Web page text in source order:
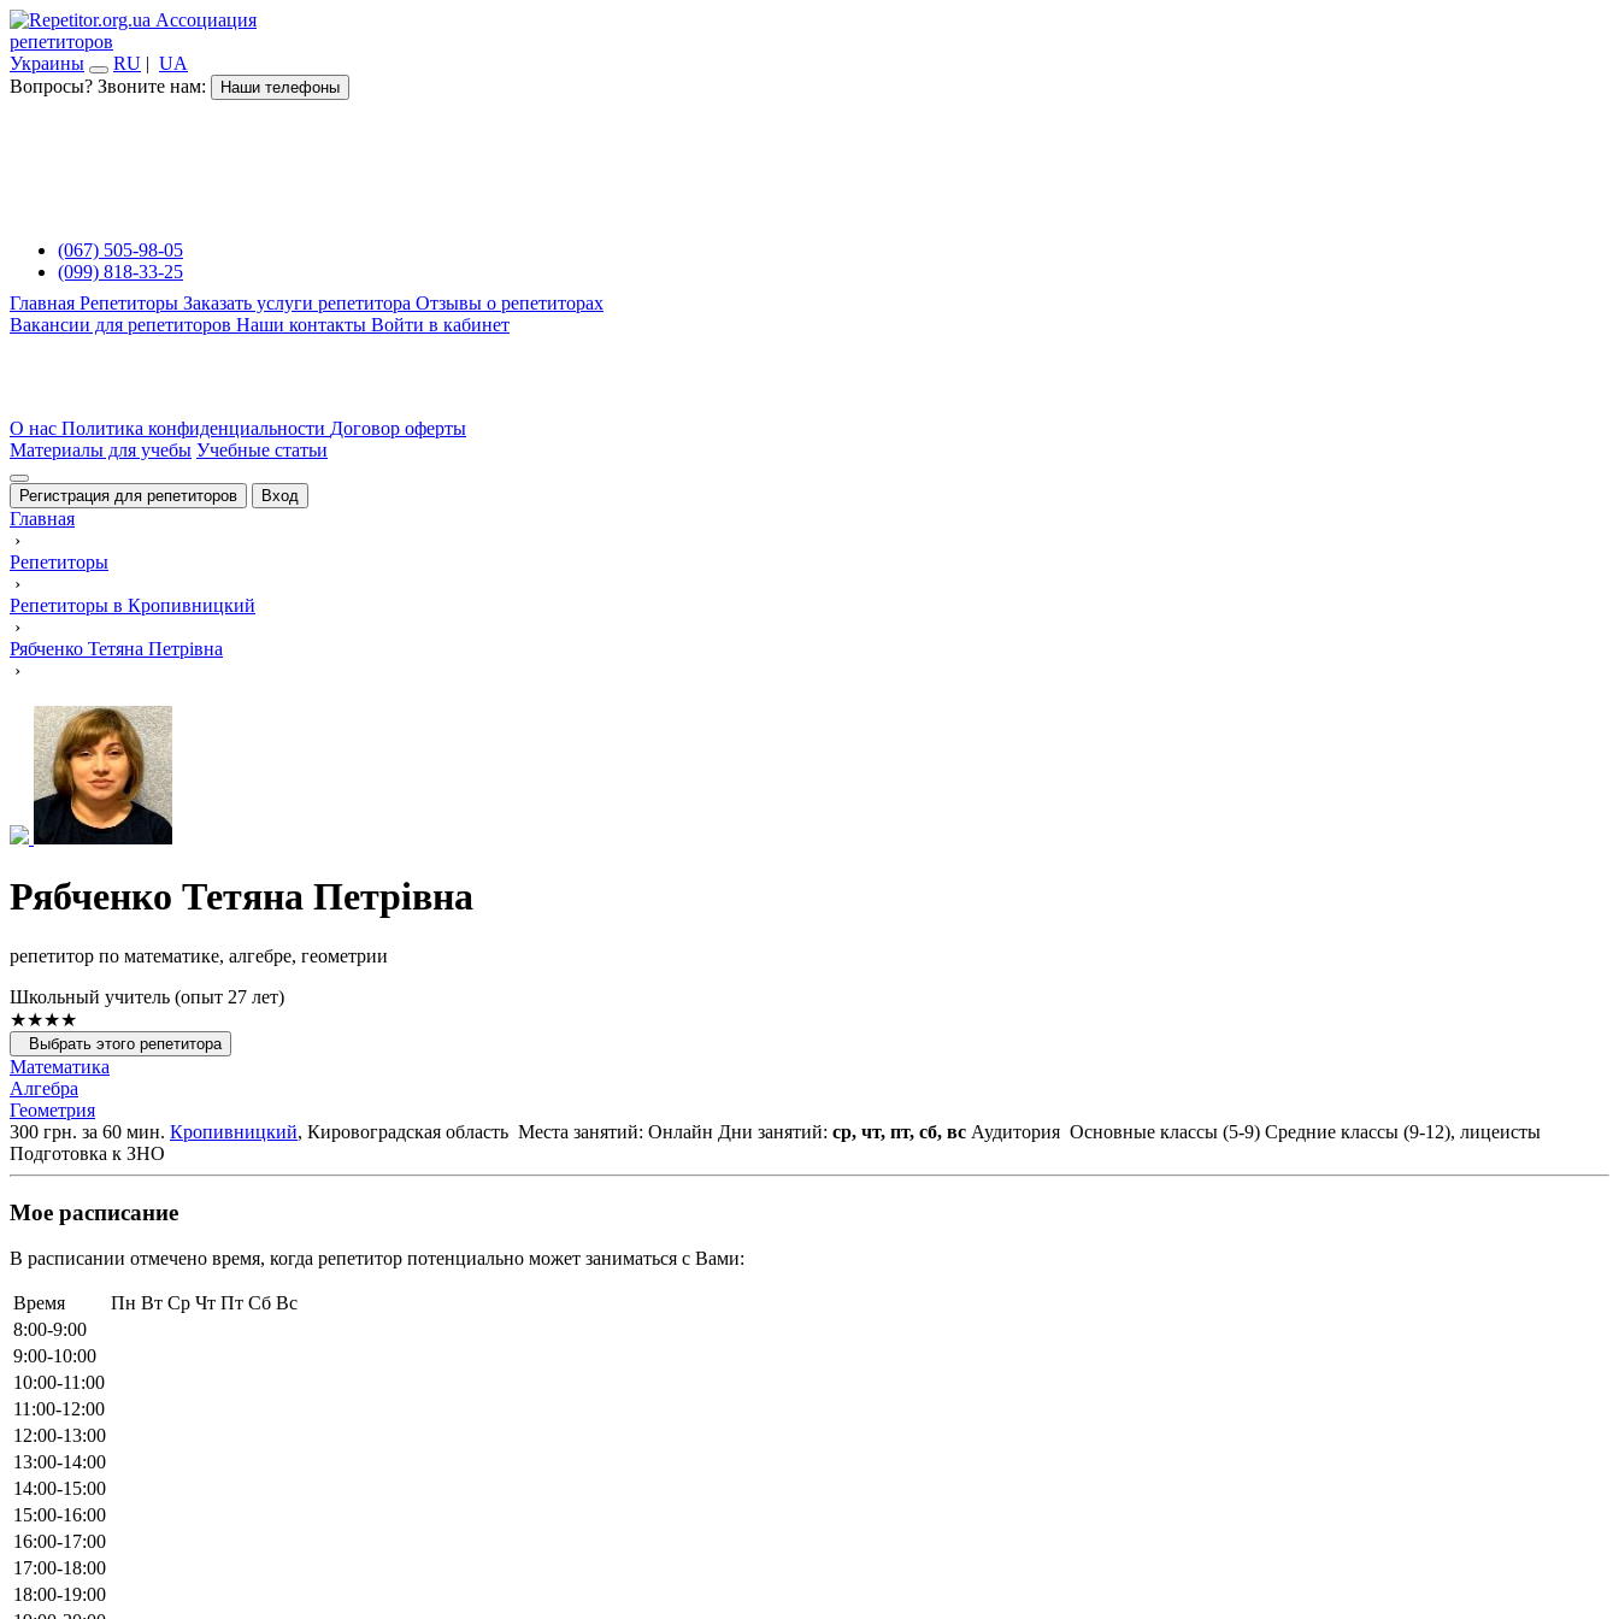
Ассоциация
репетиторов
Украины
RU | UA
Вопросы? Звоните нам:
Наши телефоны
(067) 505-98-05
(099) 818-33-25
Главная Репетиторы Заказать услуги репетитора Отзывы о репетиторах
Вакансии для репетиторов Наши контакты Войти в кабинет
О нас Политика конфиденциальности Договор оферты
Материалы для учебы Учебные статьи
Регистрация для репетиторов Вход
Главная
›
Репетиторы
›
Репетиторы в Кропивницкий
›
Рябченко Тетяна Петрівна
›
Рябченко Тетяна Петрівна
репетитор по математике, алгебре, геометрии
Школьный учитель (опыт 27 лет)
★★★★
Выбрать этого репетитора
Математика
Алгебра
Геометрия
300 грн. за 60 мин. Кропивницкий, Кировоградская область Места занятий: Онлайн Дни занятий: ср, чт, пт, сб, вс Аудитория Основные классы (5-9) Средние классы (9-12), лицеисты
Подготовка к ЗНО
Мое расписание
В расписании отмечено время, когда репетитор потенциально может заниматься с Вами:
Время Пн Вт Ср Чт Пт Сб Вс
8:00-9:00
9:00-10:00
10:00-11:00
11:00-12:00
12:00-13:00
13:00-14:00
14:00-15:00
15:00-16:00
16:00-17:00
17:00-18:00
18:00-19:00